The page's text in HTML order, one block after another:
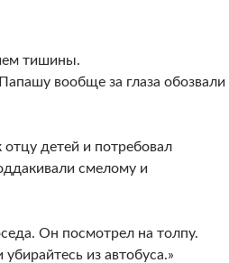
тишины.
вообще за глаза обозвали
детей и потребовал
смелому и
Он посмотрел на толпу.
из автобуса.»